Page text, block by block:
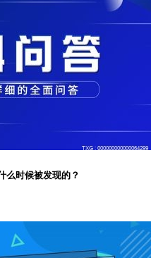
么时候被发现的？